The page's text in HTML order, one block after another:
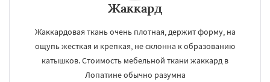
Жаккард
Жаккардовая ткань очень плотная, держит форму, на
ощупь жесткая и крепкая, не склонна к образованию
катышков. Стоимость мебельной ткани жаккард в
Лопатине обычно разумна